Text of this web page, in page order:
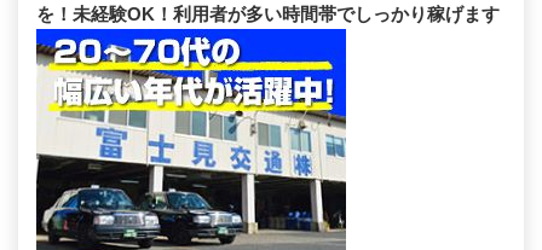
を！未経験OK！利用者が多い時間帯でしっかり稼げます